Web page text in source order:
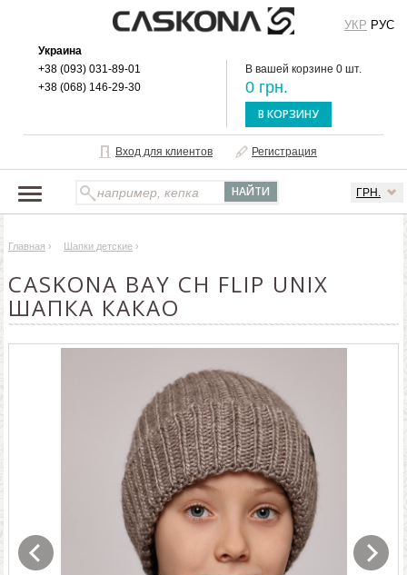
Украина
+38 (093) 031-89-01
+38 (068) 146-29-30
В вашей корзине 0 шт.
0 грн.
В КОРЗИНУ
Вход для клиентов Регистрация
ГРН.
УКР РУС
О БРЕНДЕ
ДОСТАВКА И ОПЛАТА
ОПТОВЫМ КЛИЕНТАМ
Главная › Шапки детские ›
CASKONA BAY CH FLIP UNIX
ШАПКА КАКАО